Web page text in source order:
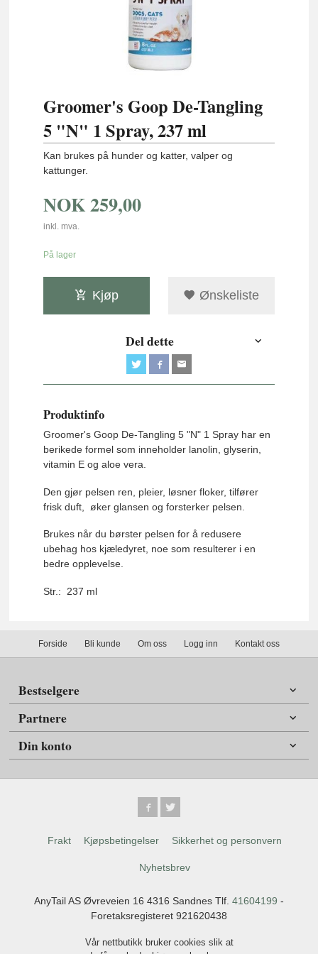
Groomer's Goop De-Tangling
5 "N" 1 Spray, 237 ml
Kan brukes på hunder og katter, valper og
kattunger.
NOK259,00
inkl. mva.
På lager
Kjøp Ønskeliste
Del dette
Produktinfo
Groomer's Goop De-Tangling 5 "N" 1 Spray har en
berikede formel som inneholder lanolin, glyserin,
vitamin E og aloe vera.
Den gjør pelsen ren, pleier, løsner floker, tilfører
frisk duft, øker glansen og forsterker pelsen.
Brukes når du børster pelsen for å redusere
ubehag hos kjæledyret, noe som resulterer i en
bedre opplevelse.
Str.: 237 ml
Forside Bli kunde Om oss Logg inn Kontakt oss
Bestselgere
Partnere
Din konto
Frakt Kjøpsbetingelser Sikkerhet og personvern
Nyhetsbrev
AnyTail AS Øvreveien 16 4316 Sandnes Tlf. 41604199 -
Foretaksregisteret 921620438
Vår nettbutikk bruker cookies slik at